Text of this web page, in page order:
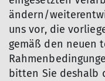
ändern/
uns vor, die
gemäß den neuen
bitten Sie deshalb